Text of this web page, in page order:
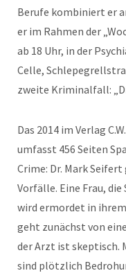
Berufe kombiniert er
er im Rahmen der
ab 18 Uhr, in der
Celle,
zweite Kriminalfall:
Das 2014 im Verlag
umfasst 456 Seiten
Crime: Dr. Mark
Vorfälle. Eine Frau,
wird ermordet in
geht zunächst von
der Arzt ist skeptisch.
sind plötzlich